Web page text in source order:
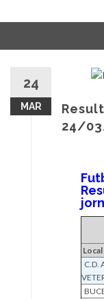
contenido
24
MAR
24/
Local
C.D.